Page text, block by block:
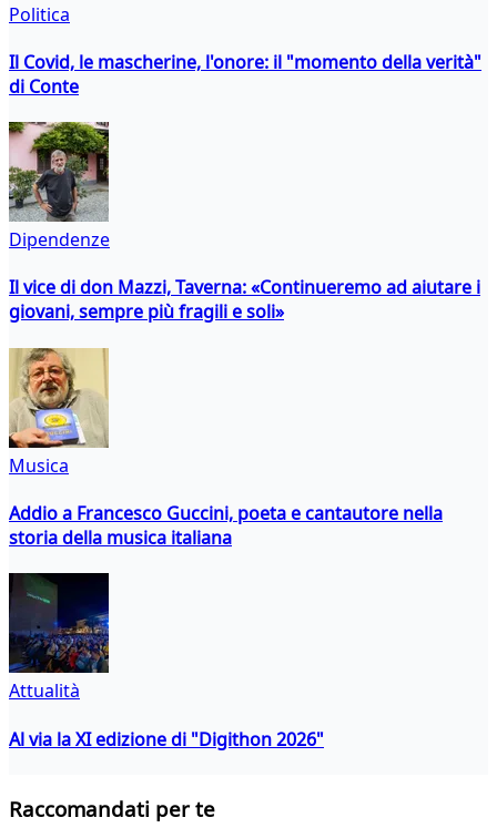
Politica
Il Covid, le mascherine, l'onore: il "momento della verità"
di Conte
Dipendenze
Il vice di don Mazzi, Taverna: «Continueremo ad aiutare i
giovani, sempre più fragili e soli»
Musica
Addio a Francesco Guccini, poeta e cantautore nella
storia della musica italiana
Attualità
Al via la XI edizione di "Digithon 2026"
Raccomandati per te